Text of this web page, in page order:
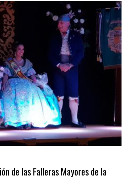
de las Falleras Mayores de la